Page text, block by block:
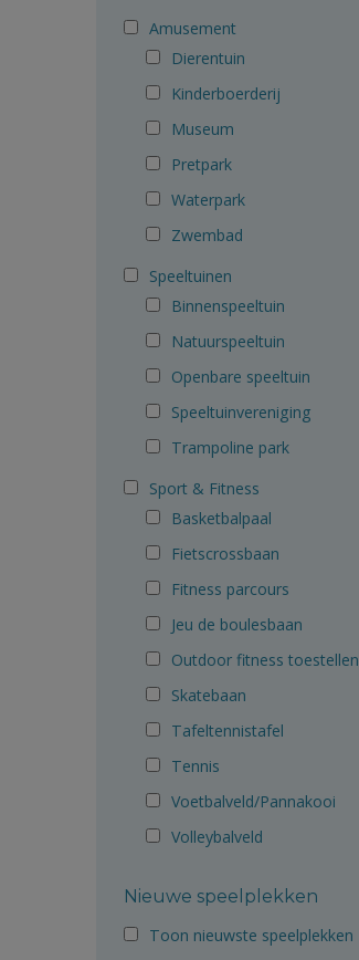
Amusement
Dierentuin
Kinderboerderij
Museum
Pretpark
Waterpark
Zwembad
Speeltuinen
Binnenspeeltuin
Natuurspeeltuin
Openbare speeltuin
Speeltuinvereniging
Trampoline park
Sport & Fitness
Basketbalpaal
Fietscrossbaan
Fitness parcours
Jeu de boulesbaan
Outdoor fitness toestellen
Skatebaan
Tafeltennistafel
Tennis
Voetbalveld/Pannakooi
Volleybalveld
Nieuwe speelplekken
Toon nieuwste speelplekken